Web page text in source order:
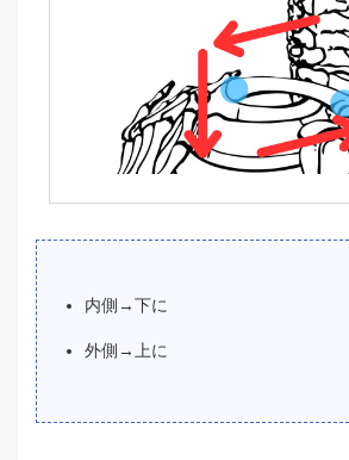
内側→下に
外側→上に